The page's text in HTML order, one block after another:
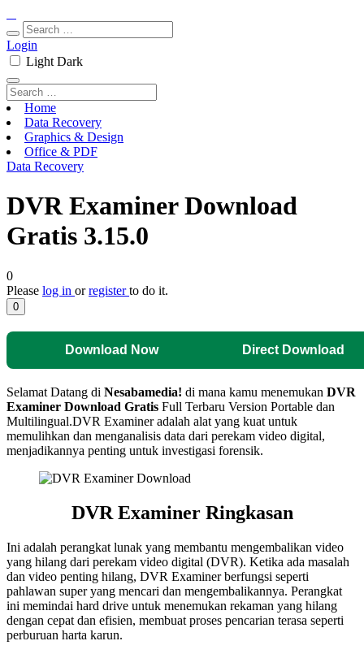
Login
Light Dark
Home
Data Recovery
Graphics & Design
Office & PDF
Data Recovery
DVR Examiner Download
Gratis 3.15.0
0
Please log in orregisterto do it.
0
Download Now Direct Download
Selamat Datang di Nesabamedia! di mana kamu menemukan DVR
Examiner Download Gratis Full Terbaru Version Portable dan
Multilingual.DVR Examiner adalah alat yang kuat untuk
memulihkan dan menganalisis data dari perekam video digital,
menjadikannya penting untuk investigasi forensik.
DVR Examiner Ringkasan
Ini adalah perangkat lunak yang membantu mengembalikan video
yang hilang dari perekam video digital (DVR). Ketika ada masalah
dan video penting hilang, DVR Examiner berfungsi seperti
pahlawan super yang mencari dan mengembalikannya. Perangkat
ini memindai hard drive untuk menemukan rekaman yang hilang
dengan cepat dan efisien, membuat proses pencarian terasa seperti
perburuan harta karun.